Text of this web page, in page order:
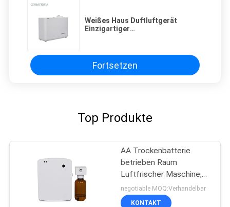
Weißes Haus Duftluftgerät
Einzigartiger
Fortsetzen
Top Produkte
AA Trockenbatterie
betrieben Raum
Luftfrischer Maschine,
Duft Diffuser Maschine
für Toilette
negotiable MOQ:Verhandelbar
KONTAKT